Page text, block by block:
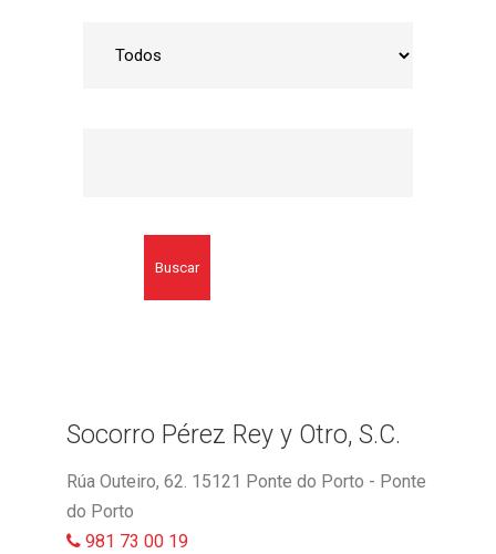
Buscar
Socorro Pérez Rey y Otro, S.C.
Rúa Outeiro, 62. 15121 Ponte do Porto - Ponte
do Porto
981 73 00 19